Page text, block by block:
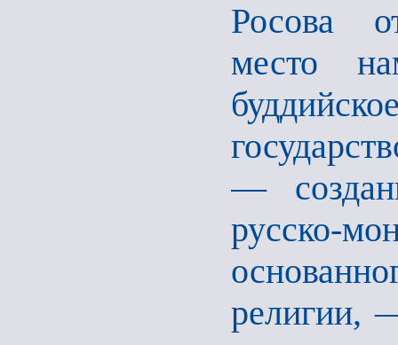
Росова
место
—
русско-
религии,